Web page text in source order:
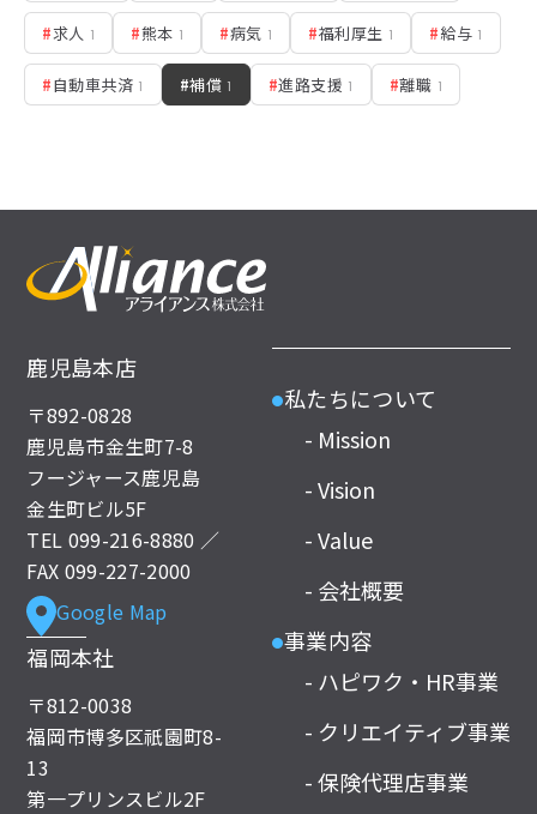
#求人 1 #熊本 1 #病気 1 #福利厚生 1 #給与 1
#自動車共済 1 #補償 1 #進路支援 1 #離職 1
鹿児島本店
〒892-0828
鹿児島市金生町7-8
フージャース鹿児島
金生町ビル5F
TEL 099-216-8880 ／
FAX 099-227-2000
Google Map
福岡本社
〒812-0038
福岡市博多区祇園町8-
13
第一プリンスビル2F
●私たちについて
- Mission
- Vision
- Value
- 会社概要
●事業内容
- ハピワク・HR事業
- クリエイティブ事業
- 保険代理店事業